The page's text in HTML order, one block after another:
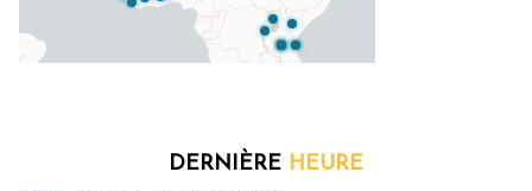
DERNIÈRE HEURE